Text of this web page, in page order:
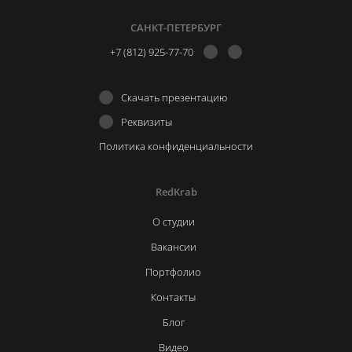
САНКТ-ПЕТЕРБУРГ
+7 (812) 925-77-70
Скачать презентацию
Реквизиты
Политика конфиденциальности
RedKrab
О студии
Вакансии
Портфолио
Контакты
Блог
Видео